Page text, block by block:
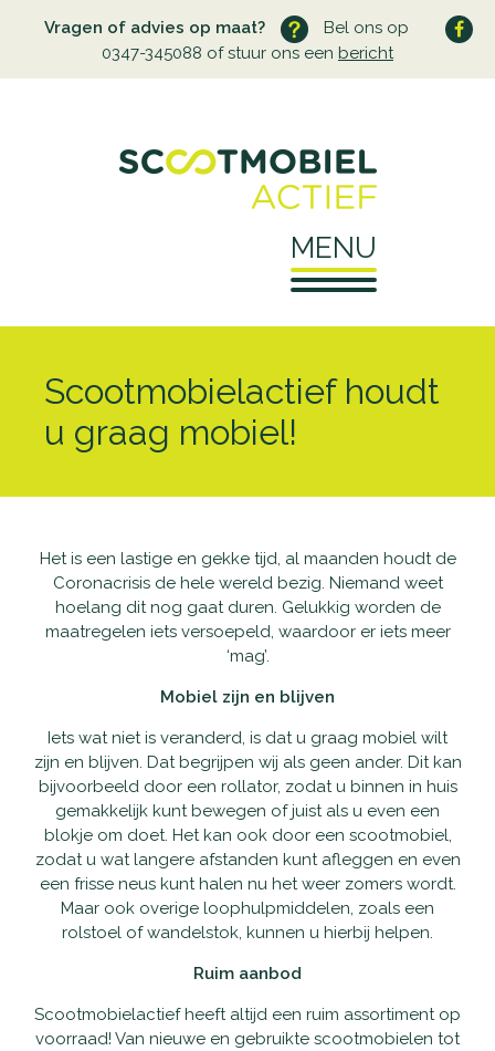
Vragen of advies op maat?
Bel ons op
0347-345088 of stuur ons een bericht
MENU
Openingstijden
Schadeherstel
Haal- en brengservice
Verzekering
Garantie
Alles-in-één pakket
Aanpassingen
Vaste scootmobielen
Opvouwbare scootmobielen
Private Lease scootmobielen
Tweedehands scootmobielen
Rollators
Rolstoelen
Accu's
Nieuws
Scootmobielactief houdt
u graag mobiel!
Het is een lastige en gekke tijd, al maanden houdt de
Coronacrisis de hele wereld bezig. Niemand weet
hoelang dit nog gaat duren. Gelukkig worden de
maatregelen iets versoepeld, waardoor er iets meer
‘mag’.
Mobiel zijn en blijven
Iets wat niet is veranderd, is dat u graag mobiel wilt
zijn en blijven. Dat begrijpen wij als geen ander. Dit kan
bijvoorbeeld door een rollator, zodat u binnen in huis
gemakkelijk kunt bewegen of juist als u even een
blokje om doet. Het kan ook door een scootmobiel,
zodat u wat langere afstanden kunt afleggen en even
een frisse neus kunt halen nu het weer zomers wordt.
Maar ook overige loophulpmiddelen, zoals een
rolstoel of wandelstok, kunnen u hierbij helpen.
Ruim aanbod
Scootmobielactief heeft altijd een ruim assortiment op
voorraad! Van nieuwe en gebruikte scootmobielen tot